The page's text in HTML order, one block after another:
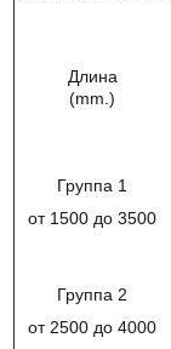
Длина
(mm.)
Группа 1
от 1500 до 3500
Группа 2
от 2500 до 4000